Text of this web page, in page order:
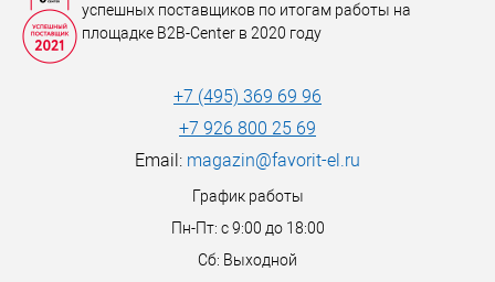
успешных поставщиков по итогам работы на
площадке B2B-Center в 2020 году
+7 (495) 369 69 96
+7 926 800 25 69
Email: magazin@favorit-el.ru
График работы
Пн-Пт: с 9:00 до 18:00
Сб: Выходной